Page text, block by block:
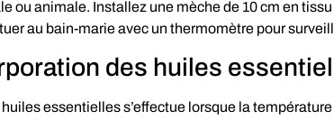
ou animale. Installez une mèche de 10 cm en
au bain-marie avec un thermomètre pour
des huiles
huiles essentielles s’effectue lorsque la